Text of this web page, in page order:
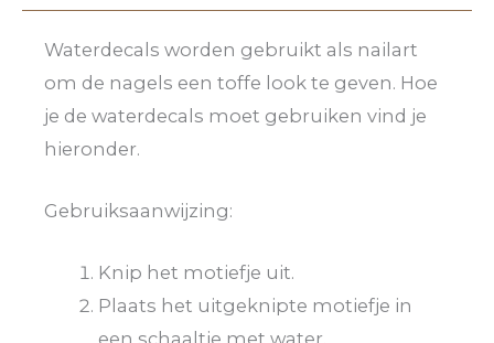
Waterdecals worden gebruikt als nailart
om de nagels een toffe look te geven. Hoe
je de waterdecals moet gebruiken vind je
hieronder.
Gebruiksaanwijzing:
Knip het motiefje uit.
Plaats het uitgeknipte motiefje in